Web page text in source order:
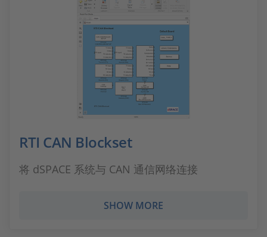
RTI CAN Blockset
将 dSPACE 系统与 CAN 通信网络连接
SHOW MORE